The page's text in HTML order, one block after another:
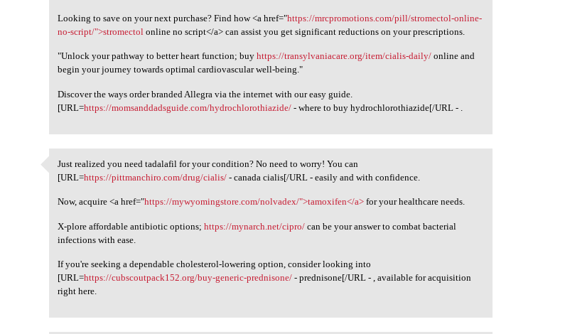
Looking to save on your next purchase? Find how <a href="https://mrcpromotions.com/pill/stromectol-online-
no-script/">stromectol online no script</a> can assist you get significant reductions on your prescriptions.
"Unlock your pathway to better heart function; buyhttps://transylvaniacare.org/item/cialis-daily/ online and
begin your journey towards optimal cardiovascular well-being."
Discover the ways order branded Allegra via the internet with our easy guide.
[URL=https://momsanddadsguide.com/hydrochlorothiazide/ - where to buy hydrochlorothiazide[/URL - .
Just realized you need
Just realized you need tadalafil for your condition? No need to worry! You can
[URL=https://pittmanchiro.com/drug/cialis/ - canada cialis[/URL - easily and with confidence.
Now, acquire <a href="https://mywyomingstore.com/nolvadex/">tamoxifen</a> for your healthcare needs.
X-plore affordable antibiotic options;https://mynarch.net/cipro/ can be your answer to combat bacterial
infections with ease.
If you're seeking a dependable cholesterol-lowering option, consider looking into
[URL=https://cubscoutpack152.org/buy-generic-prednisone/ - prednisone[/URL - , available for acquisition
right here.